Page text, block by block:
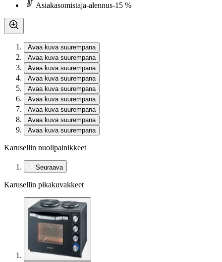
Asiakasomistaja-alennus-15 %
Avaa kuva suurempana
Avaa kuva suurempana
Avaa kuva suurempana
Avaa kuva suurempana
Avaa kuva suurempana
Avaa kuva suurempana
Avaa kuva suurempana
Avaa kuva suurempana
Avaa kuva suurempana
Karusellin nuolipainikkeet
Seuraava
Karusellin pikakuvakkeet